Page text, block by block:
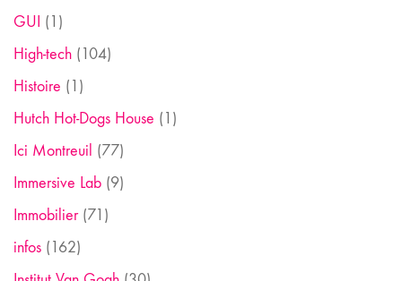
GUI (1)
High-tech (104)
Histoire (1)
Hutch Hot-Dogs House (1)
Ici Montreuil (77)
Immersive Lab (9)
Immobilier(71)
infos (162)